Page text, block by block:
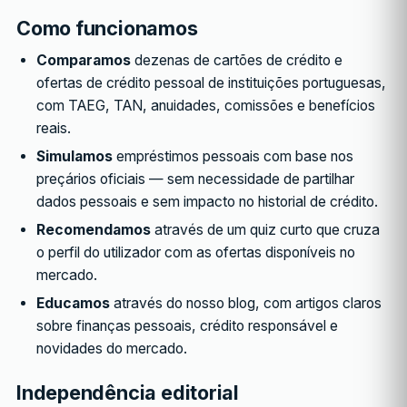
Como funcionamos
Comparamos dezenas de cartões de crédito e
ofertas de crédito pessoal de instituições portuguesas,
com TAEG, TAN, anuidades, comissões e benefícios
reais.
Simulamos empréstimos pessoais com base nos
preçários oficiais — sem necessidade de partilhar
dados pessoais e sem impacto no historial de crédito.
Recomendamos através de um quiz curto que cruza
o perfil do utilizador com as ofertas disponíveis no
mercado.
Educamos através do nosso blog, com artigos claros
sobre finanças pessoais, crédito responsável e
novidades do mercado.
Independência editorial